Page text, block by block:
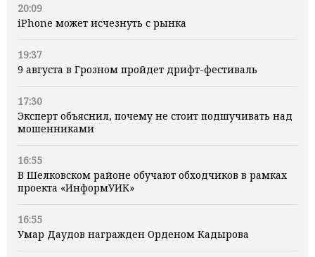
20:09
iPhone может исчезнуть с рынка
19:37
9 августа в Грозном пройдет дрифт-фестиваль
17:30
Эксперт объяснил, почему не стоит подшучивать над
мошенниками
16:55
В Шелковском районе обучают обходчиков в рамках
проекта «ИнформУИК»
16:55
Умар Даудов награжден Орденом Кадырова